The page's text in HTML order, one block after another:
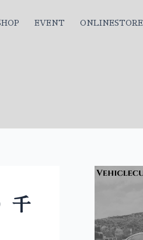
EVENT ONLINESTORE
千